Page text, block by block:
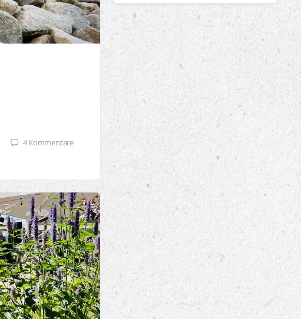
4Kommentare